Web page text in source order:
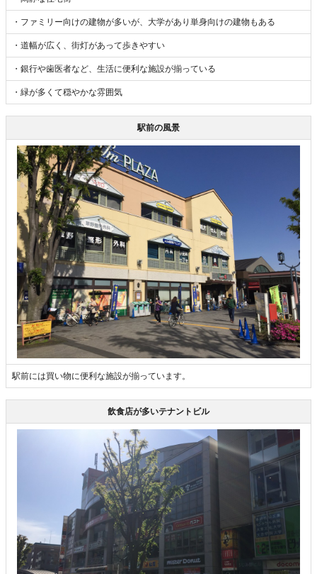
・ファミリー向けの建物が多いが、大学があり単身向けの建物もある
・道幅が広く、街灯があって歩きやすい
・銀行や歯医者など、生活に便利な施設が揃っている
・緑が多くて穏やかな雰囲気
駅前の風景
駅前には買い物に便利な施設が揃っています。
飲食店が多いテナントビル